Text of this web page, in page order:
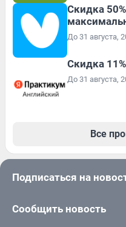
Скидка
До 31 августа,
Скидка
До 31 августа,
Все
Подписаться на
Сообщить новость